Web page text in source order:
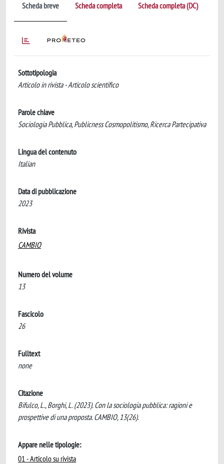
Scheda breve Scheda completa Scheda completa (DC)
Sottotipologia
Articolo in rivista - Articolo scientifico
Parole chiave
Sociologia Pubblica, Publicness Cosmopolitismo, Ricerca Partecipativa
Lingua del contenuto
Italian
Data di pubblicazione
2023
Rivista
CAMBIO
Numero del volume
13
Fascicolo
26
Fulltext
none
Citazione
Bifulco, L., Borghi, L. (2023). Con la sociologia pubblica: ragioni e
prospettive di una proposta. CAMBIO, 13(26).
Appare nelle tipologie:
01 - Articolo su rivista